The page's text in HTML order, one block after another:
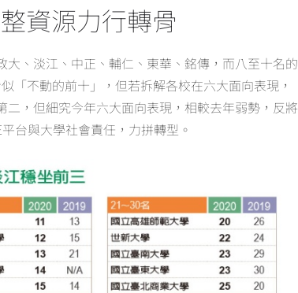
資源力行轉骨
、淡江、中正、輔仁、東華、銘傳，而八至十名的
「不動的前十」，但若拆解各校在六大面向表現，
，但細究今年六大面向表現，相較去年弱勢，反將
台與大學社會責任，力拼轉型。